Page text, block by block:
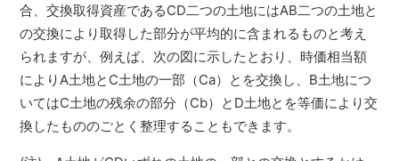
合、交換取得資産であるCD二つの土地にはAB二つの土地と
の交換により取得した部分が平均的に含まれるものと考え
られますが、例えば、次の図に示したとおり、時価相当額
によりA土地とC土地の一部（Ca）とを交換し、B土地につ
いてはC土地の残余の部分（Cb）とD土地とを等価により交
換したもののごとく整理することもできます。